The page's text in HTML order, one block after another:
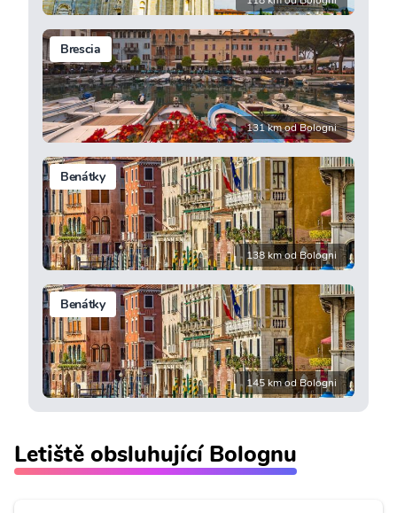
Brescia
131 km od Bologni
Benátky
138 km od Bologni
Benátky
145 km od Bologni
Letiště obsluhující Bolognu